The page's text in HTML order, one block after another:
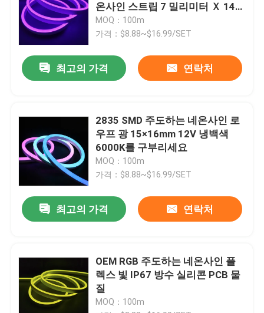
우리에 대하여
온사인 스트립 7 밀리미터 Ｘ 14
밀리미터
MOQ：100m
가격：$8.88~$16.99/SET
최고의 가격 연락처
2835 SMD 주도하는 네온사인 로
우프 광 15×16mm 12V 냉백색
6000K를 구부리세요
MOQ：100m
가격：$8.88~$16.99/SET
최고의 가격 연락처
OEM RGB 주도하는 네온사인 플
렉스 빛 IP67 방수 실리콘 PCB 물
질
MOQ：100m